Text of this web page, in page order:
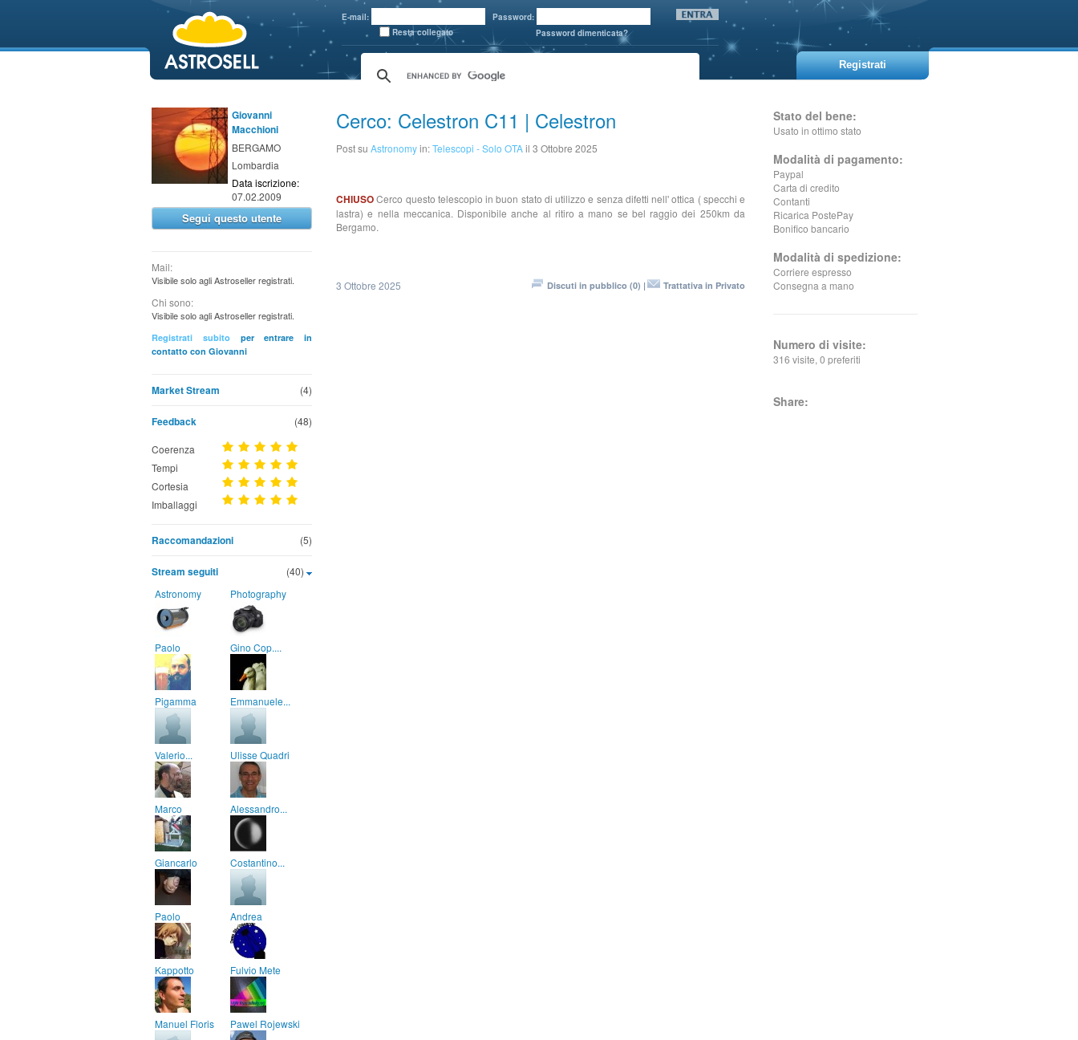
E-mail:
Password:
Resta collegato
Password dimenticata?
Registrati
Giovanni
Macchioni
BERGAMO
Lombardia
Data iscrizione:
07.02.2009
Segui questo utente
Mail:
Visibile solo agli Astroseller registrati.
Chi sono:
Visibile solo agli Astroseller registrati.
Registrati subitoper entrare in
contatto con Giovanni
(4)
Market Stream
Feedback (48)
Coerenza
Tempi
Cortesia
Imballaggi
(5)
Raccomandazioni
(40)
Stream seguiti
Astronomy Photography
Paolo Gino Cop....
Pigamma Emmanuele...
Valerio... Ulisse Quadri
Marco Alessandro...
Giancarlo Costantino...
Paolo Andrea
Kappotto Fulvio Mete
Manuel Floris Pawel Rojewski
Cerco: Celestron C11 | Celestron
Post su Astronomyin:Telescopi - Solo OTAil 3 Ottobre 2025
CHIUSOCerco questo telescopio in buon stato di utilizzo e senza difetti nell' ottica ( specchi e
lastra) e nella meccanica. Disponibile anche al ritiro a mano se bel raggio dei 250km da
Bergamo.
3 Ottobre 2025 Discuti in pubblico (0) | Trattativa in Privato
Stato del bene:
Usato in ottimo stato
Modalità di pagamento:
Paypal
Carta di credito
Contanti
Ricarica PostePay
Bonifico bancario
Modalità di spedizione:
Corriere espresso
Consegna a mano
Numero di visite:
316 visite, 0 preferiti
Share: